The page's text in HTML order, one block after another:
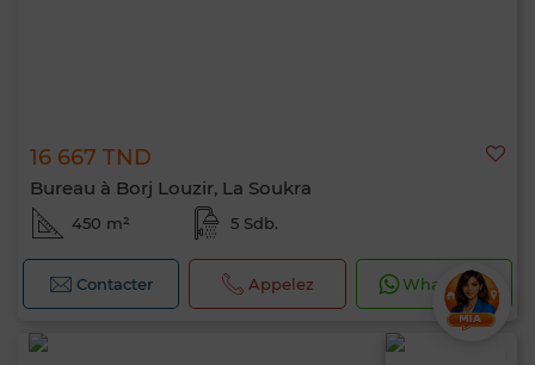
16 667 TND
Bureau à Borj Louzir, La Soukra
450 m² 5 Sdb.
Contacter Appelez WhatsApp